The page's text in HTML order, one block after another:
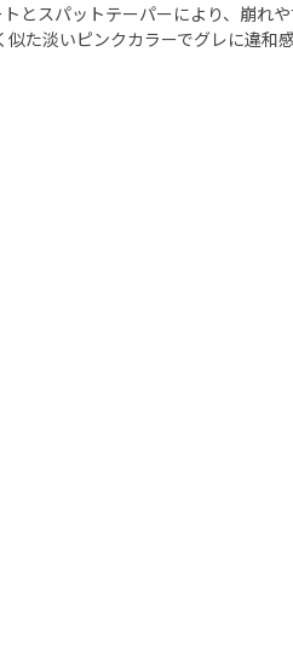
とスパットテーパーにより、崩れ
た淡いピンクカラーでグレに違和